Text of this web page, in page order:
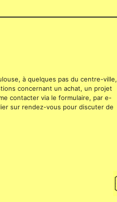
à quelques pas du centre-ville,
concernant un achat, un projet
contacter via le formulaire, par e-
sur rendez-vous pour discuter de